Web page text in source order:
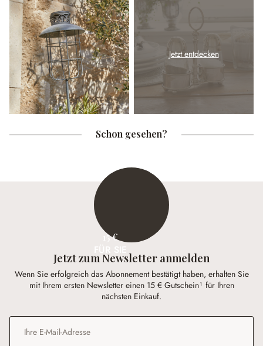
Jetzt entdecken
Schon gesehen?
15 €
Jetzt zum Newsletter anmelden
Wenn Sie erfolgreich das Abonnement bestätigt haben, erhalten Sie
mit Ihrem ersten Newsletter einen 15 € Gutschein¹ für Ihren
nächsten Einkauf.
E-Mail-Adresse*